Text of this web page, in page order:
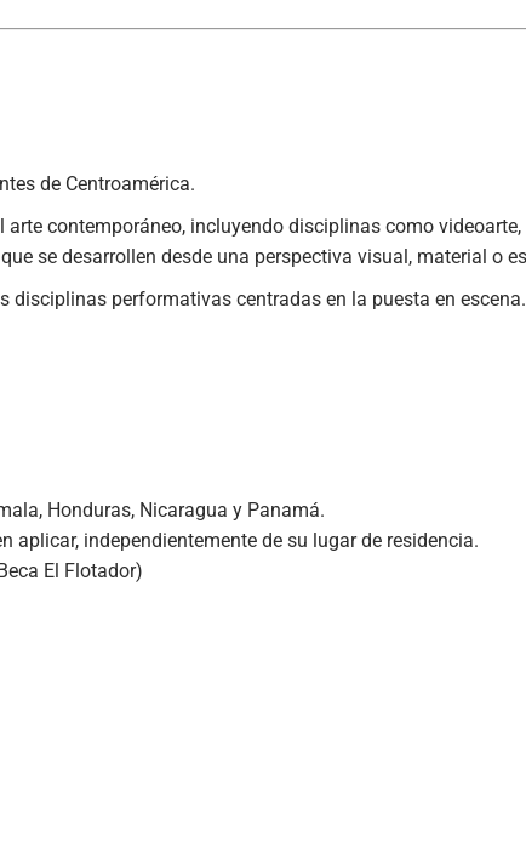
de Centroamérica.
contemporáneo, incluyendo disciplinas como
se desarrollen desde una perspectiva visual, material o
disciplinas performativas centradas en la puesta en escena.
Honduras, Nicaragua y Panamá.
independientemente de su lugar de residencia.
El Flotador)